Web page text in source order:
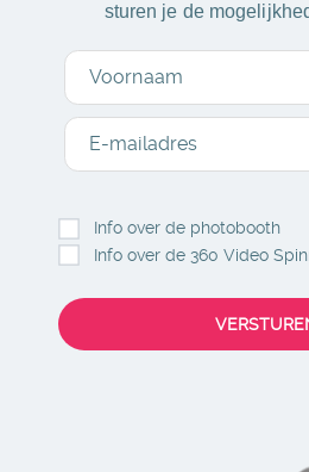
sturen je de
Voornaam
E-mailadres
Info over de photobooth
Info over de 360 Video